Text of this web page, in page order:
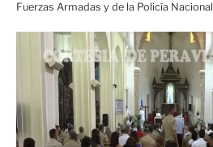
Fuerzas Armadas y de la Policía Nacional